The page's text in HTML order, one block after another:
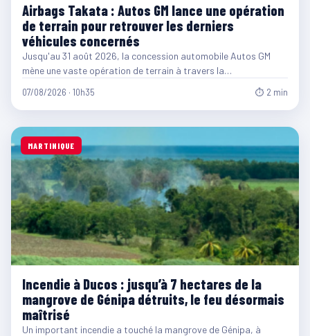
Airbags Takata : Autos GM lance une opération
de terrain pour retrouver les derniers
véhicules concernés
Jusqu'au 31 août 2026, la concession automobile Autos GM
mène une vaste opération de terrain à travers la…
07/08/2026 · 10h35 ⏱ 2 min
MARTINIQUE
Incendie à Ducos : jusqu’à 7 hectares de la
mangrove de Génipa détruits, le feu désormais
maîtrisé
Un important incendie a touché la mangrove de Génipa, à